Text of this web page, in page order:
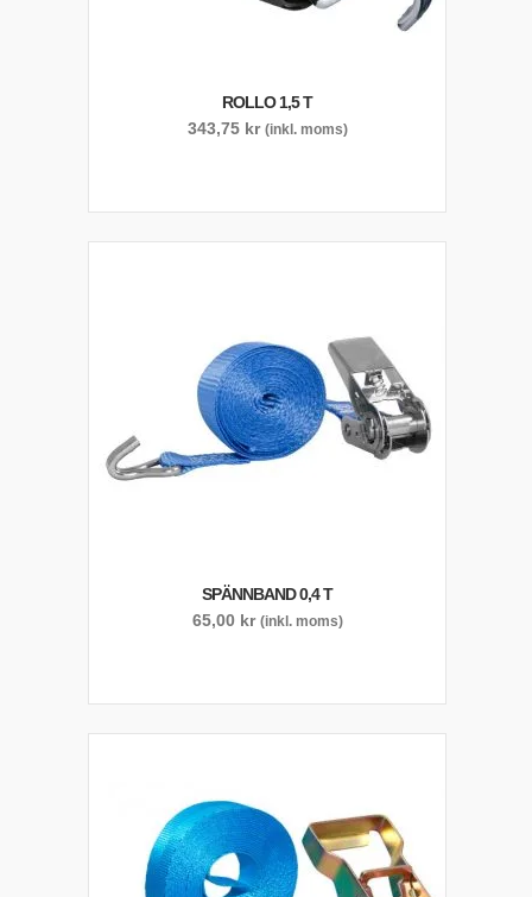
ROLLO 1,5 T
343,75 kr (inkl. moms)
SPÄNNBAND 0,4 T
65,00 kr (inkl. moms)